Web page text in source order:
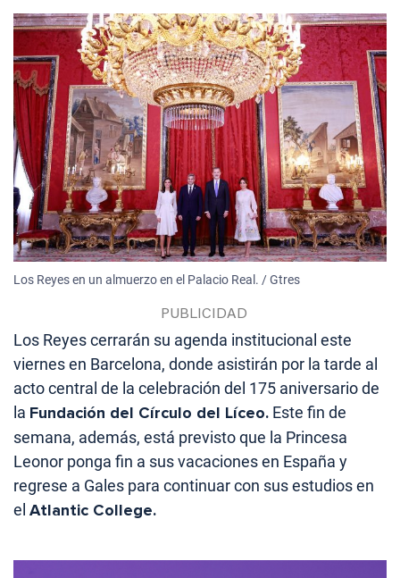
Los Reyes en un almuerzo en el Palacio Real. / Gtres
Los Reyes cerrarán su agenda institucional este
viernes en Barcelona, donde asistirán por la tarde al
acto central de la celebración del 175 aniversario de
la Fundación del Círculo del Líceo. Este fin de
semana, además, está previsto que la Princesa
Leonor ponga fin a sus vacaciones en España y
regrese a Gales para continuar con sus estudios en
el Atlantic College.